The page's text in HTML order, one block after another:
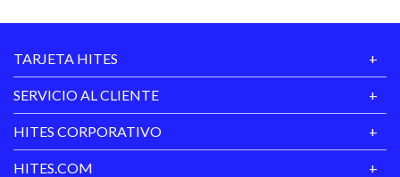
TARJETA HITES
SERVICIO AL CLIENTE
HITES CORPORATIVO
HITES.COM